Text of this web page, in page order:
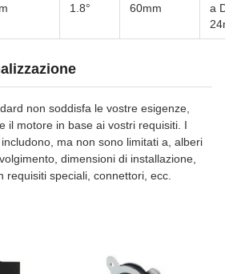
1.8° 60mm
a
non soddisfa le vostre esigenze,
il motore in base ai vostri requisiti. I
ma non sono limitati a, alberi
dimensioni di installazione,
requisiti speciali, connettori, ecc.